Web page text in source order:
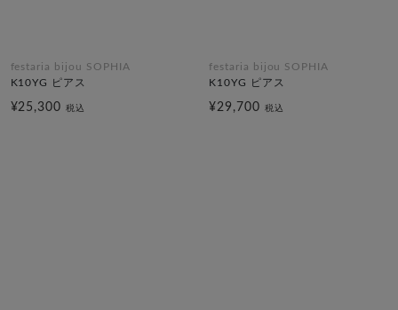
festaria bijou SOPHIA
K10YG ピアス
¥25,300税込
festaria bijou SOPHIA
K10YG ピアス
¥29,700 税込